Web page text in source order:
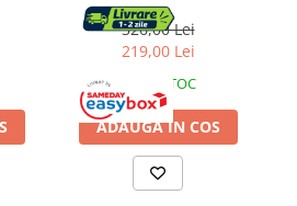
MILANO P700C305,
Monocomanda, Design
slim, Montaj pe perete,
Silentioasa, Usor de
curatat si instalat, alama
sanitara, Finisaj crom
326,00 Lei
219,00 Lei
IN STOC
ADAUGA IN COS